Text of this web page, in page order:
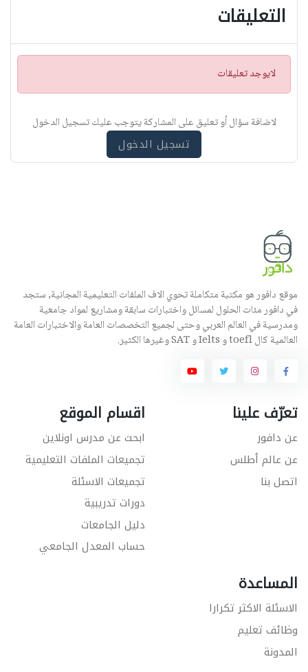
التعليقات
ت
ن
ي
لايوجد تعليقات
لاضافة سؤال أو تعليق على المشاركة يتوجب عليك تسجيل الدخول
تسجيل الدخول
موقع دافور هو مكتبة متكاملة تحوي الاف الملفات التعليمية المجانية, ستجد
في دافور مئات الحلول لمسائل واختبارات سابقة ومشاريع لمواد جامعية
ومدرسية في العالم العربي وحتى لجميع التخصصات العامة والاختبارات العامة
العالمية كال toefl و Ielts و SAT وغيرها الكثير.
تعرّف علينا
عن دافور
عن عالم أطلس
اتصل بنا
اقسام الموقع
ابحث عن مدرس اونلاين
تجميعات الملفات التعليمية
تجميعات الاسئلة
دورات تدريبية
دليل الجامعات
حساب المعدل الجامعي
المساعدة
الاسئلة الاكثر تكرارا
وظائف تعليم
المدونة